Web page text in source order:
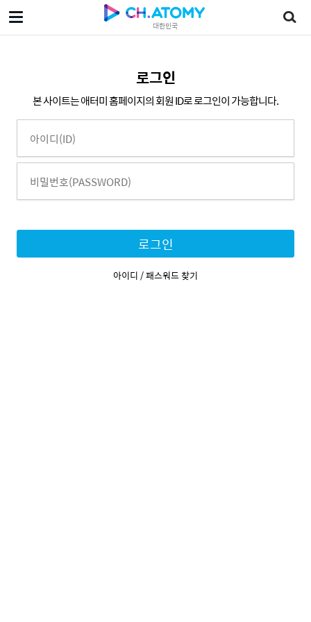
대한민국
로그인
본 사이트는 애터미 홈페이지의 회원 ID로 로그인이 가능합니다.
로그인
아이디 / 패스워드 찾기